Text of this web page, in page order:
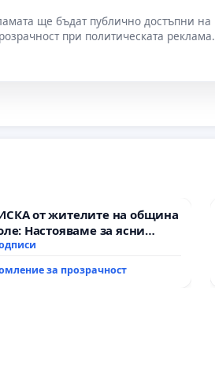
ще бъдат публично достъпни на
при политическата реклама.
от жителите на община
Настояваме за ясни
от “Елаците-МЕД” АД и от
екологични норми!
за прозрачност